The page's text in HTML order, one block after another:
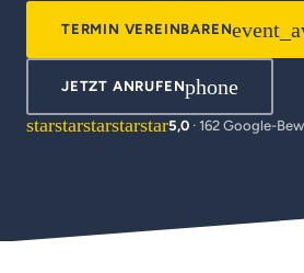
TERMIN VEREINBAREN
JETZT ANRUFENphone
starstarstarstarstar5,0 · 162 Google-